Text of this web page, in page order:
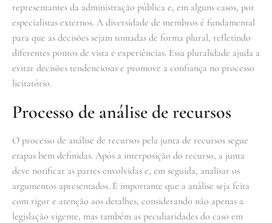
representantes da administração pública e, em alguns casos, por
especialistas externos. A diversidade de membros é fundamental
para que as decisões sejam tomadas de forma plural, refletindo
diferentes pontos de vista e experiências. Essa pluralidade ajuda a
evitar decisões tendenciosas e promove a confiança no processo
licitatório.
Processo de análise de recursos
O processo de análise de recursos pela junta de recursos segue
etapas bem definidas. Após a interposição do recurso, a junta
deve notificar as partes envolvidas e, em seguida, analisar os
argumentos apresentados. É importante que a análise seja feita
com rigor e atenção aos detalhes, considerando não apenas a
legislação vigente, mas também as peculiaridades do caso em